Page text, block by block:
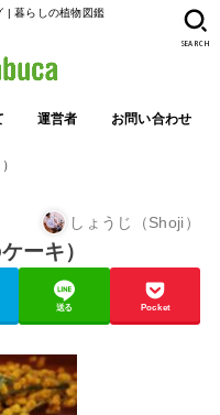
| 暮らしの植物図鑑
運営者 お問い合わせ
SEARCH
しょうじ（Shoji）
ーキ）
送る Pocket